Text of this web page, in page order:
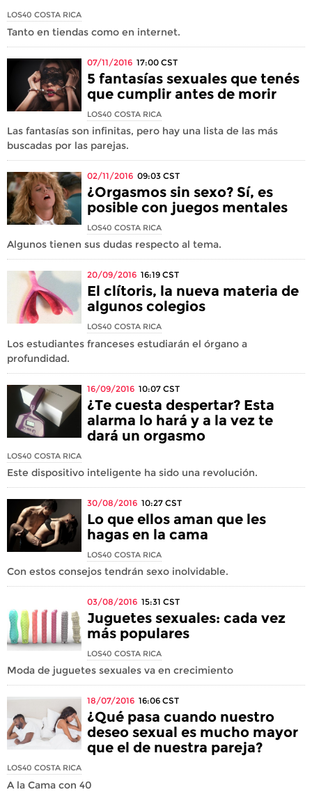
LOS40 COSTA RICA
Tanto en tiendas como en internet.
07/11/2016 17:00 CST
5 fantasías sexuales que tenés
que cumplir antes de morir
LOS40 COSTA RICA
Las fantasías son infinitas, pero hay una lista de las más
buscadas por las parejas.
02/11/2016 09:03 CST
¿Orgasmos sin sexo? Sí, es
posible con juegos mentales
LOS40 COSTA RICA
Algunos tienen sus dudas respecto al tema.
20/09/2016 16:19 CST
El clítoris, la nueva materia de
algunos colegios
LOS40 COSTA RICA
Los estudiantes franceses estudiarán el órgano a
profundidad.
16/09/2016 10:07 CST
¿Te cuesta despertar? Esta
alarma lo hará y a la vez te
dará un orgasmo
LOS40 COSTA RICA
Este dispositivo inteligente ha sido una revolución.
30/08/2016 10:27 CST
Lo que ellos aman que les
hagas en la cama
LOS40 COSTA RICA
Con estos consejos tendrán sexo inolvidable.
03/08/2016 15:31 CST
Juguetes sexuales: cada vez
más populares
LOS40 COSTA RICA
Moda de juguetes sexuales va en crecimiento
18/07/2016 16:06 CST
¿Qué pasa cuando nuestro
deseo sexual es mucho mayor
que el de nuestra pareja?
LOS40 COSTA RICA
A la Cama con 40